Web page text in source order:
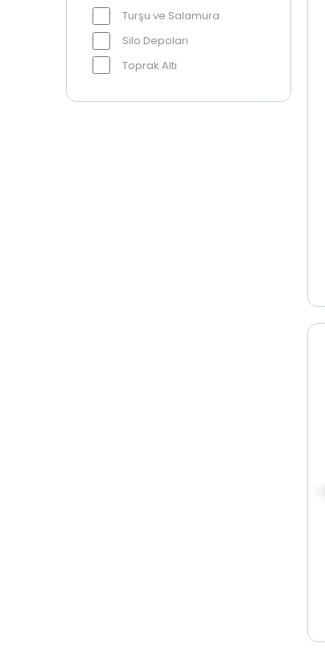
Turşu ve Salamura
Silo Depoları
Toprak Altı